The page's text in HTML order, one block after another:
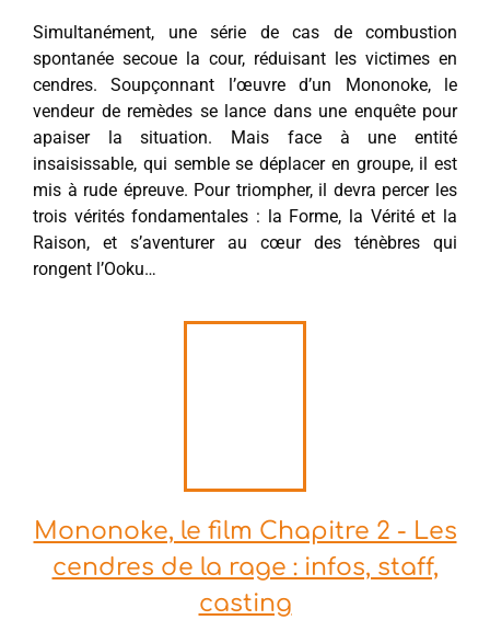
Simultanément, une série de cas de combustion
spontanée secoue la cour, réduisant les victimes en
cendres. Soupçonnant l’œuvre d’un Mononoke, le
vendeur de remèdes se lance dans une enquête pour
apaiser la situation. Mais face à une entité
insaisissable, qui semble se déplacer en groupe, il est
mis à rude épreuve. Pour triompher, il devra percer les
trois vérités fondamentales : la Forme, la Vérité et la
Raison, et s’aventurer au cœur des ténèbres qui
rongent l’Ooku…
Mononoke, le film Chapitre 2 - Les
cendres de la rage : infos, staff,
casting